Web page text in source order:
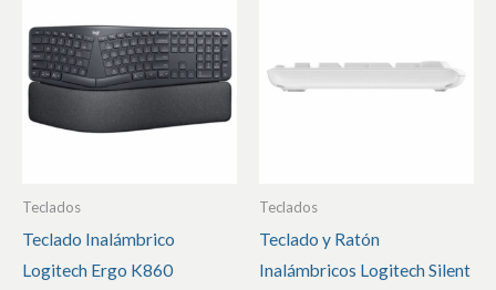
Teclados
Teclado Inalámbrico
Logitech Ergo K860
Teclados
Teclado y Ratón
Inalámbricos Logitech Silent